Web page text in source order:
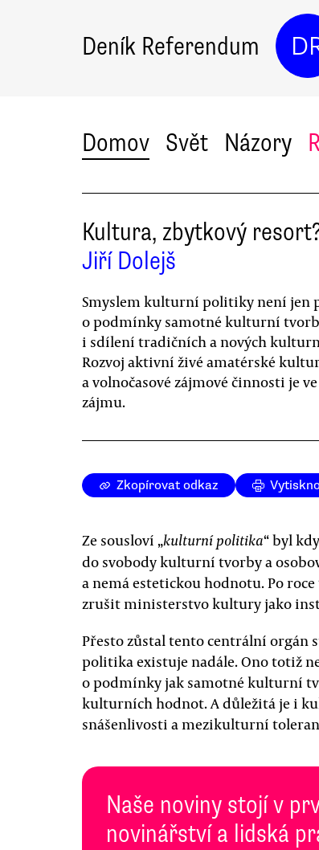
Deník Referendum
Domov Svět Názory
Kultura, zbytkový
Jiří Dolejš
Smyslem kulturní politiky není jen
o podmínky samotné kulturní
i sdílení tradičních a nových
Rozvoj aktivní živé amatérské
a volnočasové zájmové činnosti je
zájmu.
Zkopírovat odkaz
Ze sousloví „kulturní politika“ byl
do svobody kulturní tvorby a
a nemá estetickou hodnotu. Po
zrušit ministerstvo kultury jako
Přesto zůstal tento centrální orgán
politika existuje nadále. Ono totiž
o podmínky jak samotné kulturní
kulturních hodnot. A důležitá je i
snášenlivosti a mezikulturní
Naše noviny stojí v
novinářství a lidská